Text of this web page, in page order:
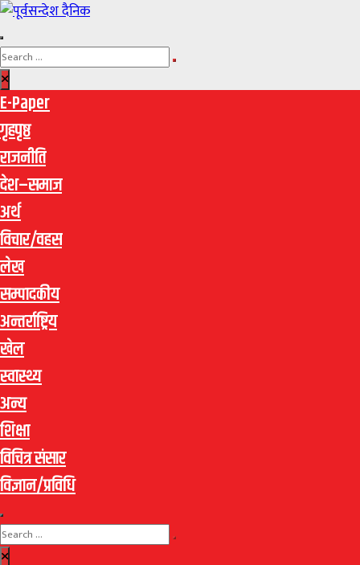
E-Paper
गृहपृष्ठ
राजनीति
देश–समाज
अर्थ
विचार/वहस
लेख
सम्पादकीय
अन्तर्राष्ट्रिय
खेल
स्वास्थ्य
अन्य
शिक्षा
विचित्र संसार
विज्ञान/प्रविधि